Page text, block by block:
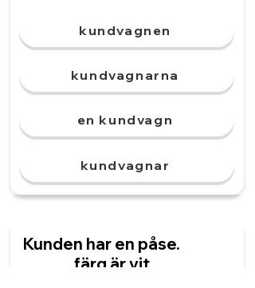
kundvagnen
kundvagnarna
en kundvagn
kundvagnar
Kunden har en påse.
______ färg är vit.